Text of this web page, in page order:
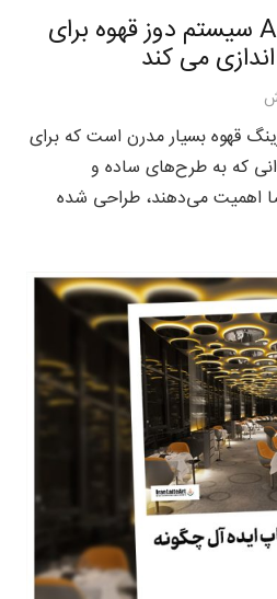
Acaia Orion Nano سیستم دوز قهوه برای
می کند
قهوه بسیار مدرن است که برای
که به طرح‌های ساده و
اهمیت می‌دهند، طراحی شده